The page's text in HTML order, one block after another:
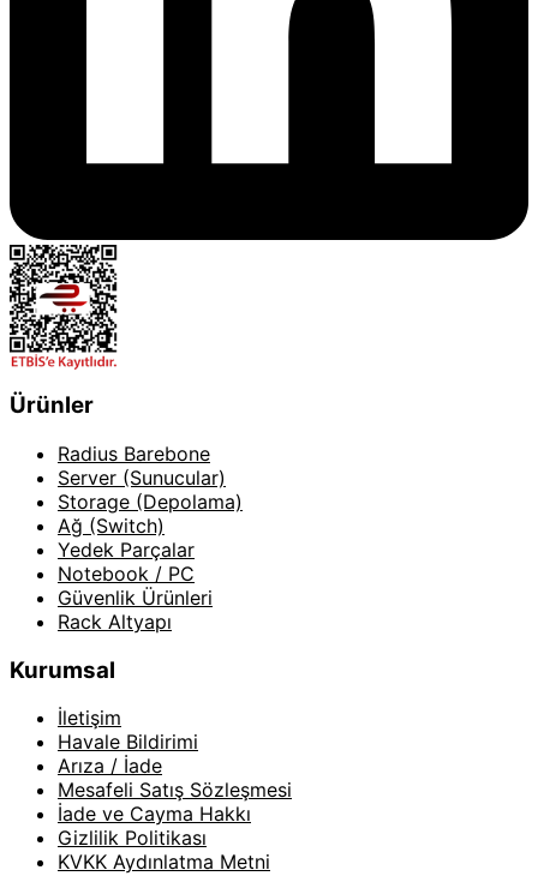
Ürünler
Radius Barebone
Server (Sunucular)
Storage (Depolama)
Ağ (Switch)
Yedek Parçalar
Notebook / PC
Güvenlik Ürünleri
Rack Altyapı
Kurumsal
İletişim
Havale Bildirimi
Arıza / İade
Mesafeli Satış Sözleşmesi
İade ve Cayma Hakkı
Gizlilik Politikası
KVKK Aydınlatma Metni